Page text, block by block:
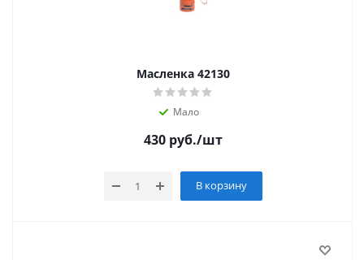
Масленка 42130
Мало
430руб./шт
В корзину